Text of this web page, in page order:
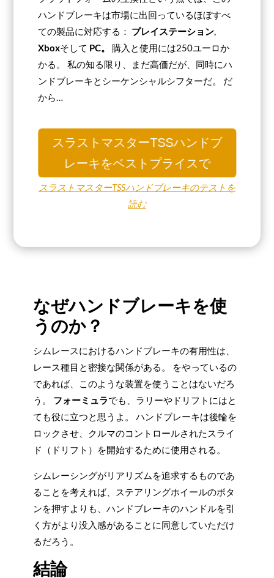
ハンドブレーキは市場に出回っているほぼすべ
ての製品に対応する： プレイステーション,
Xboxそして PC。購入と使用には250ユーロか
かる。 私の知る限り、まだ高価だが、同時にハ
ンドブレーキとシーケンシャルシフターだ。 だ
から…
スラストマスターTSSハンドブ
レーキをベストプライスで
スラストマスターTSSハンドブレーキのテストを
読む
なぜハンドブレーキを使
うのか？
シムレースにおけるハンドブレーキの有用性は、
レース種目と密接な関係がある。 をやっているの
であれば、このような装置を使うことはないだろ
う。 フォーミュラでも、ラリーやドリフトにはと
ても役に立つと思うよ。 ハンドブレーキは後輪を
ロックさせ、クルマのコントロールされたスライ
ド（ドリフト）を開始するために使用される。
シムレーシングがリアリズムを追求するものであ
ることを考えれば、ステアリングホイールのボタ
ンを押すよりも、ハンドブレーキのハンドルを引
く方がより没入感があることに同意していただけ
るだろう。
結論